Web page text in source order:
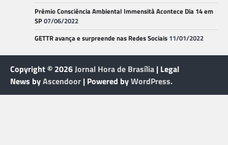
Prêmio Consciência Ambiental Immensità Acontece Dia 14 em
SP07/06/2022
GETTR avança e surpreende nas Redes Sociais 11/01/2022
Copyright © 2026Jornal Hora de Brasília | Legal
News byAscendoor | Powered byWordPress.